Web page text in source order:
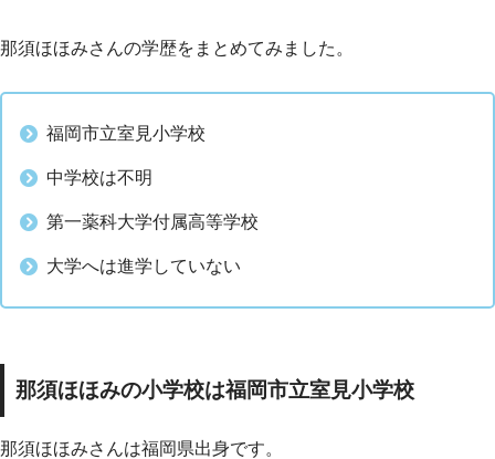
那須ほほみさんの学歴をまとめてみました。
福岡市立室見小学校
中学校は不明
第一薬科大学付属高等学校
大学へは進学していない
那須ほほみの小学校は福岡市立室見小学校
那須ほほみさんは福岡県出身です。